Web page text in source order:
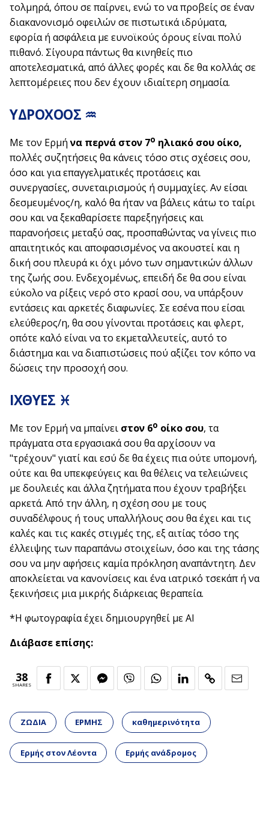
τολμηρά, όπου σε παίρνει, ενώ το να προβείς σε έναν
διακανονισμό οφειλών σε πιστωτικά ιδρύματα,
εφορία ή ασφάλεια με ευνοϊκούς όρους είναι πολύ
πιθανό. Σίγουρα πάντως θα κινηθείς πιο
αποτελεσματικά, από άλλες φορές και δε θα κολλάς σε
λεπτομέρειες που δεν έχουν ιδιαίτερη σημασία.
ΥΔΡΟΧΟΟΣ ♒
Με τον Ερμήνα περνά στον 7ο ηλιακό σου οίκο,
πολλές συζητήσεις θα κάνεις τόσο στις σχέσεις σου,
όσο και για επαγγελματικές προτάσεις και
συνεργασίες, συνεταιρισμούς ή συμμαχίες. Αν είσαι
δεσμευμένος/η, καλό θα ήταν να βάλεις κάτω το ταίρι
σου και να ξεκαθαρίσετε παρεξηγήσεις και
παρανοήσεις μεταξύ σας, προσπαθώντας να γίνεις πιο
απαιτητικός και αποφασισμένος να ακουστεί και η
δική σου πλευρά κι όχι μόνο των σημαντικών άλλων
της ζωής σου. Ενδεχομένως, επειδή δε θα σου είναι
εύκολο να ρίξεις νερό στο κρασί σου, να υπάρξουν
εντάσεις και αρκετές διαφωνίες. Σε εσένα που είσαι
ελεύθερος/η, θα σου γίνονται προτάσεις και φλερτ,
οπότε καλό είναι να το εκμεταλλευτείς, αυτό το
διάστημα και να διαπιστώσεις πού αξίζει τον κόπο να
δώσεις την προσοχή σου.
ΙΧΘΥΕΣ ♓
Με τον Ερμή να μπαίνει στον 6ο οίκο σου, τα
πράγματα στα εργασιακά σου θα αρχίσουν να
"τρέχουν" γιατί και εσύ δε θα έχεις πια ούτε υπομονή,
ούτε και θα υπεκφεύγεις και θα θέλεις να τελειώνεις
με δουλειές και άλλα ζητήματα που έχουν τραβήξει
αρκετά. Από την άλλη, η σχέση σου με τους
συναδέλφους ή τους υπαλλήλους σου θα έχει και τις
καλές και τις κακές στιγμές της, εξ αιτίας τόσο της
έλλειψης των παραπάνω στοιχείων, όσο και της τάσης
σου να μην αφήσεις καμία πρόκληση αναπάντητη. Δεν
αποκλείεται να κανονίσεις και ένα ιατρικό τσεκάπ ή να
ξεκινήσεις μια μικρής διάρκειας θεραπεία.
*Η φωτογραφία έχει δημιουργηθεί με AI
Διάβασε επίσης:
38
SHARES
ΖΩΔΙΑ ΕΡΜΗΣ καθημερινότητα
Ερμής στον Λέοντα Ερμής ανάδρομος